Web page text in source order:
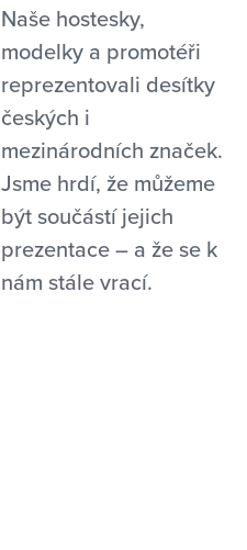
Naše hostesky,
modelky a promotéři
reprezentovali desítky
českých i
mezinárodních značek.
Jsme hrdí, že můžeme
být součástí jejich
prezentace – a že se k
nám stále vrací.